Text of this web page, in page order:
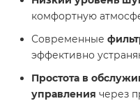
комфортную
Современные
эффективно
Простота в
управления через